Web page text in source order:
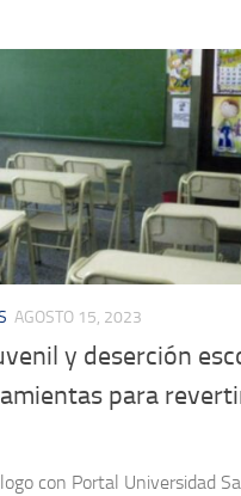
AGOSTO 15, 2023
y deserción
para
con Portal Universidad